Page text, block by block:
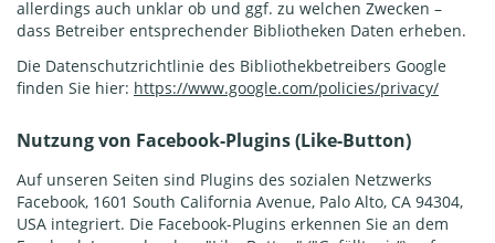
allerdings auch unklar ob und ggf. zu welchen Zwecken –
dass Betreiber entsprechender Bibliotheken Daten erheben.
Die Datenschutzrichtlinie des Bibliothekbetreibers Google
finden Sie hier: https://www.google.com/policies/privacy/
Nutzung von Facebook-Plugins (Like-Button)
Auf unseren Seiten sind Plugins des sozialen Netzwerks
Facebook, 1601 South California Avenue, Palo Alto, CA 94304,
USA integriert. Die Facebook-Plugins erkennen Sie an dem